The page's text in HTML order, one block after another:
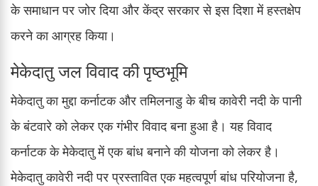
के समाधान पर जोर दिया और केंद्र सरकार से इस दिशा में हस्तक्षेप
करने का आग्रह किया।
मेकेदातु जल विवाद की पृष्ठभूमि
मेकेदातु का मुद्दा कर्नाटक और तमिलनाडु के बीच कावेरी नदी के पानी
के बंटवारे को लेकर एक गंभीर विवाद बना हुआ है। यह विवाद
कर्नाटक के मेकेदातु में एक बांध बनाने की योजना को लेकर है।
मेकेदातु कावेरी नदी पर प्रस्तावित एक महत्वपूर्ण बांध परियोजना है,